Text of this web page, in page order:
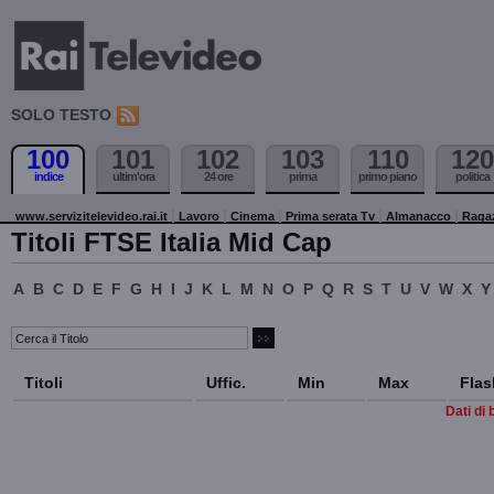
SOLO TESTO
100
indice
101
ultim'ora
102
24 ore
103
prima
110
primo piano
120
politica
www.servizitelevideo.rai.it Lavoro Cinema Prima serata Tv Almanacco
Titoli FTSE Italia Mid Cap
A B C D E F G H I J K L M N O P Q R S T U V W X Y
Titoli Uffic. Min Max
Dati di